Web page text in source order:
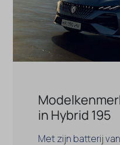
in Hybrid 195
Met zijn batterij